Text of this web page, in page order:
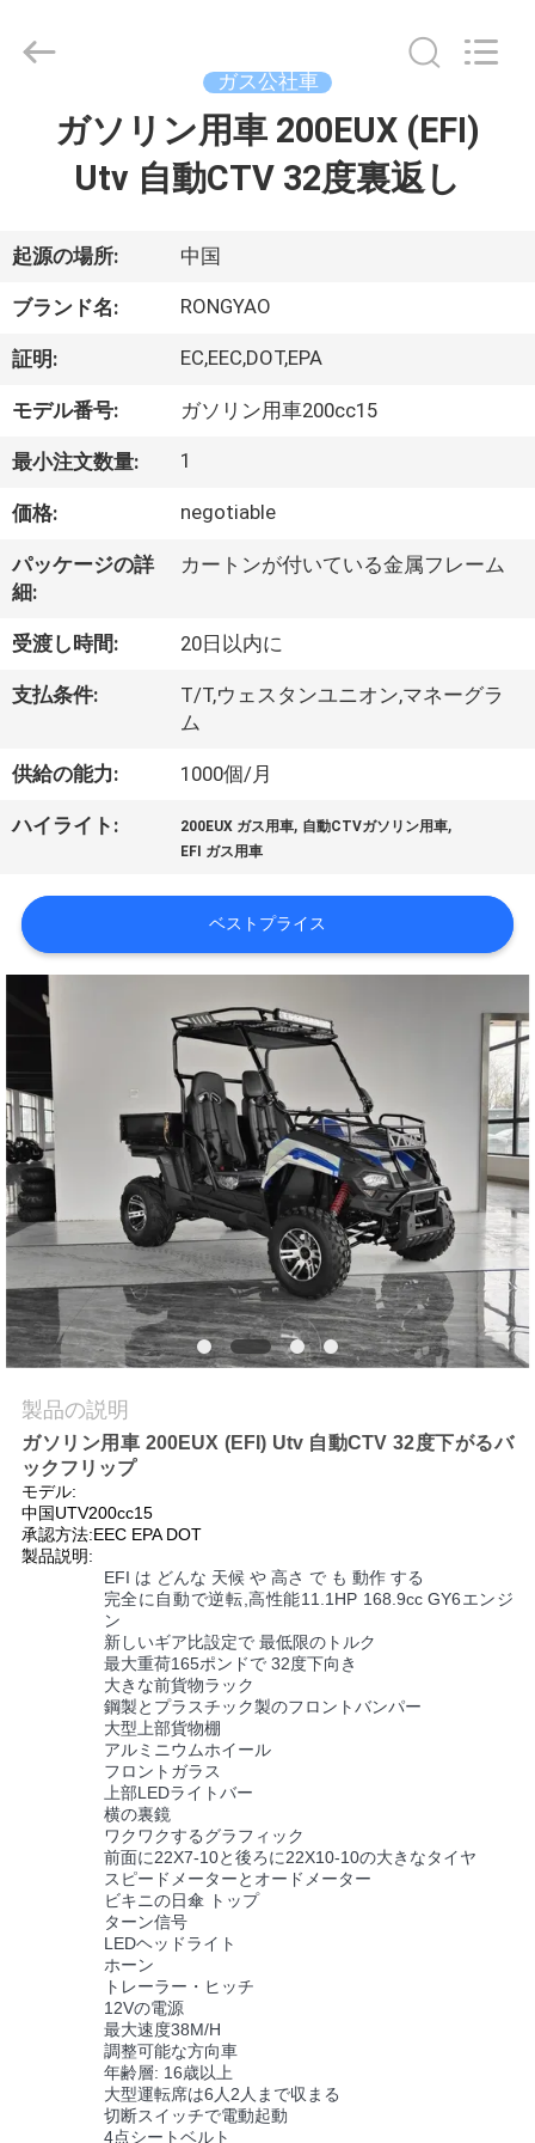
ロ
ダ
ク
ト
達
に
つ
い
工
旅
行
質
管
理
私
達
に
連
絡
し
な
Shanghai
Rongyao
ガス公社車
ガソリン用車 200EUX (EFI)
Utv 自動CTV 32度裏返し
起源の場所: 中国
ブランド名: RONGYAO
証明: EC,EEC,DOT,EPA
モデル番号: ガソリン用車200cc15
最小注文数量: 1
価格: negotiable
パッケージの詳
細:
カートンが付いている金属フレーム
受渡し時間: 20日以内に
支払条件:
T/T,ウェスタンユニオン,マネーグラ
ム
供給の能力: 1000個/月
ハイライト: 200EUX ガス用車, 自動CTVガソリン用車,
EFI ガス用車
ベストプライス
製品の説明
ガソリン用車 200EUX (EFI) Utv 自動CTV 32度下がるバ
ックフリップ
モデル:
中国UTV200cc15
承認方法:EEC EPA DOT
製品説明:
EFI は どんな 天候 や 高さ で も 動作 する
完全に自動で逆転,高性能11.1HP 168.9cc GY6エンジ
ン
新しいギア比設定で 最低限のトルク
最大重荷165ポンドで 32度下向き
大きな前貨物ラック
鋼製とプラスチック製のフロントバンパー
大型上部貨物棚
アルミニウムホイール
フロントガラス
上部LEDライトバー
横の裏鏡
ワクワクするグラフィック
前面に22X7-10と後ろに22X10-10の大きなタイヤ
スピードメーターとオードメーター
ビキニの日傘 トップ
ターン信号
LEDヘッドライト
ホーン
トレーラー・ヒッチ
12Vの電源
最大速度38M/H
調整可能な方向車
年齢層: 16歳以上
大型運転席は6人2人まで収まる
切断スイッチで電動起動
4点シートベルト